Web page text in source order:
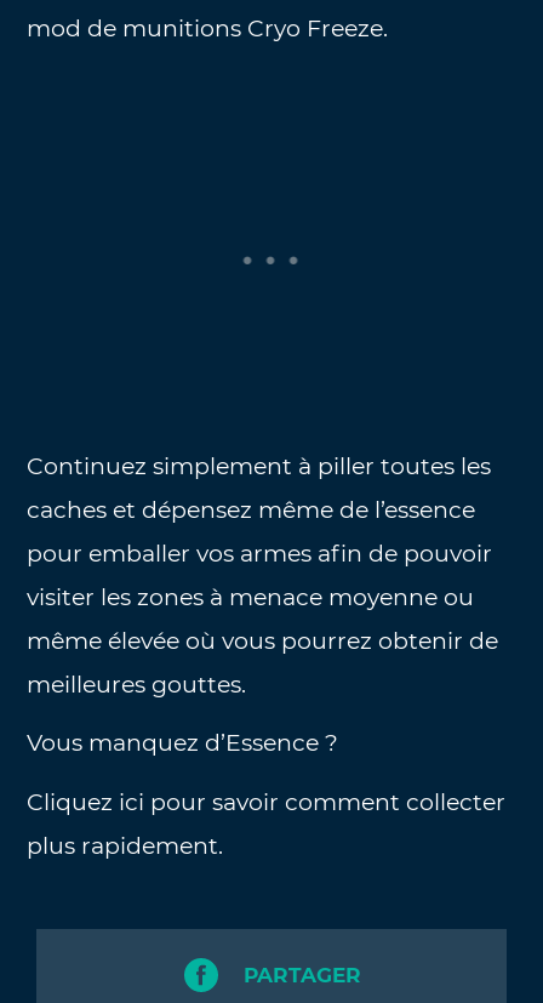
mod de munitions Cryo Freeze.
Continuez simplement à piller toutes les
caches et dépensez même de l’essence
pour emballer vos armes afin de pouvoir
visiter les zones à menace moyenne ou
même élevée où vous pourrez obtenir de
meilleures gouttes.
Vous manquez d’Essence ?
Cliquez ici pour savoir comment collecter
plus rapidement.
PARTAGER